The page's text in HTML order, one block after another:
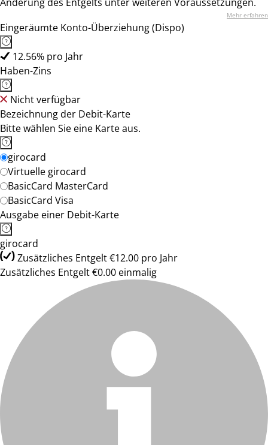
Mehr erfahren
Eingeräumte Konto-Überziehung (Dispo)
12.56% pro Jahr
Haben-Zins
Nicht verfügbar
Bezeichnung der Debit-Karte
Bitte wählen Sie eine Karte aus.
girocard
Virtuelle girocard
BasicCard MasterCard
BasicCard Visa
Ausgabe einer Debit-Karte
girocard
Zusätzliches Entgelt €12.00 pro Jahr
Zusätzliches Entgelt €0.00 einmalig